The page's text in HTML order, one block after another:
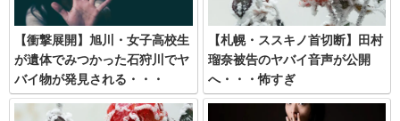
【衝撃展開】旭川・女子高校生
が遺体でみつかった石狩川でヤ
バイ物が発見される・・・
【札幌・ススキノ首切断】田村
瑠奈被告のヤバイ音声が公開
へ・・・怖すぎ